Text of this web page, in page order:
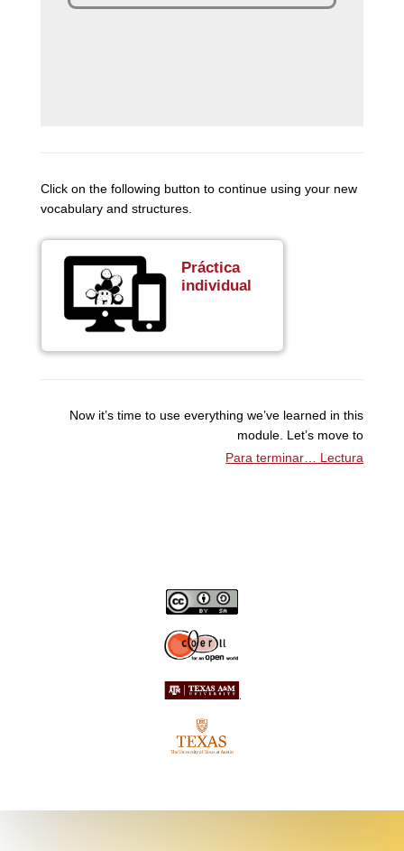
Click on the following button to continue using your new
vocabulary and structures.
Práctica
individual
Now it’s time to use everything we’ve learned in this
module. Let’s move to
Para terminar… Lectura